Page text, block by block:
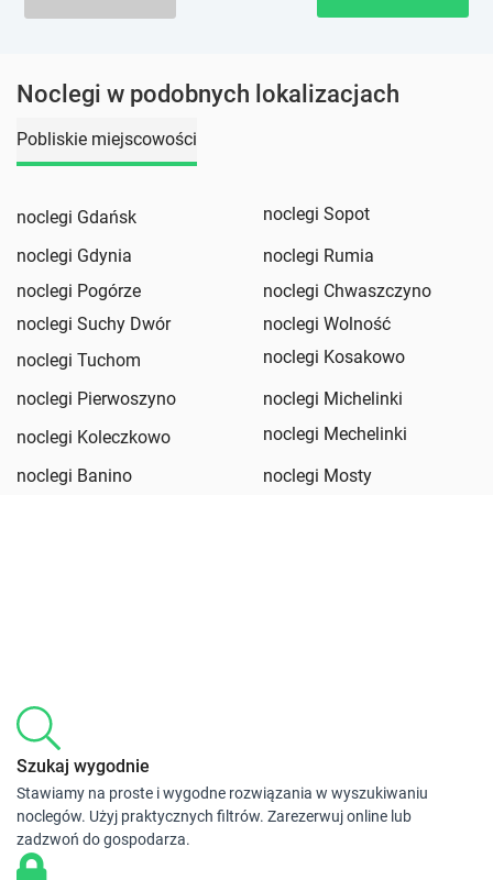
Noclegi w podobnych lokalizacjach
Pobliskie miejscowości
noclegi Gdańsk
noclegi Sopot
noclegi Gdynia
noclegi Rumia
noclegi Pogórze
noclegi Chwaszczyno
noclegi Suchy Dwór
noclegi Wolność
noclegi Tuchom
noclegi Kosakowo
noclegi Pierwoszyno
noclegi Michelinki
noclegi Koleczkowo
noclegi Mechelinki
noclegi Banino
noclegi Mosty
Szukaj wygodnie
Stawiamy na proste i wygodne rozwiązania w wyszukiwaniu
noclegów. Użyj praktycznych filtrów. Zarezerwuj online lub
zadzwoń do gospodarza.